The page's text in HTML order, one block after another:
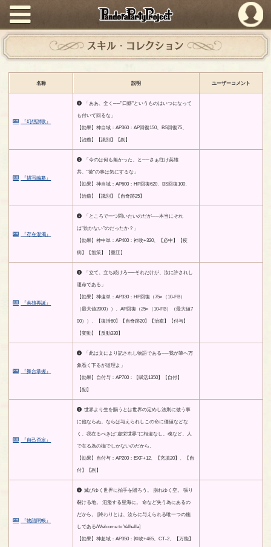
PandoraPartyProject
スキル・コレクション
名称 説明 ユーザーコメント
『幻想讃歌』
「ああ、全く──"口癖"というものはいつになって
も付いて回るな」
【効果】神自域：AP360：AP回復150、BS回復75、
【治癒】【識別】【副】
『描写編纂』
「今のは何も無かった、と──さぁ往け英雄
共、"後"の事は気にするな」
【効果】神自域：AP600：HP回復620、BS回復100、
【治癒】【識別】【自奇跡25】
『存在混濁』
「ところで一つ問いたいのだが──本当にそれ
は"効かない"のだったか？」
【効果】神中単：AP400：神攻+320、【必中】【疫
病】【無策】【重圧】
『英雄再誕』
「立て、立ち続けろ──それだけが、汝に許されし
運命である」
【効果】神遠単：AP330：HP回復（75×（10-FB）
（最大値2000））、AP回復（25×（10-FB）（最大値7
00））、【復活60】【自奇跡20】【治癒】【付与】
【変動】【反動330】
『舞台掌握』
「此は文により記されし物語である──我が筆へ万
象悉く下るが道理よ」
【効果】自付与：AP700：【賦活1350】【自付】
【副】
『自己否定』
世界より生を賜うとは世界の定めし法則に倣う事
に他ならぬ。ならば与えられしこの命に価値などな
く、我在るべきは"虚栄世界"に相違なし。魂など、人
で在る為の枷でしかないのだから。
【効果】自付与：AP200：EXF+12、【充填20】、【自
付】【副】
『物語閉帳』
滅びゆく世界に拍手を贈ろう。 崩れゆく空。 張り
裂ける地。 氾濫する星海に。 命など失う為にあるの
だから。 [終わりとは、汝らに与えられる唯一つの施
しである/Welcome to Valhalla]
【効果】神超域：AP350：神攻+465、CT-2、【万能】